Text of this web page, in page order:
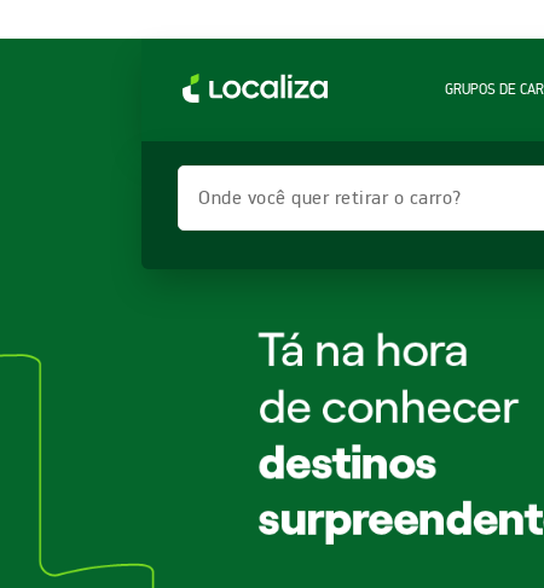
GRUPOS DE
Onde você quer retirar o carro?